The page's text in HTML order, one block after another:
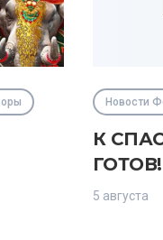
Новости
К
ГОТОВ!
5 августа